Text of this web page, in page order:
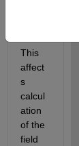
This
affect
s
calcul
ation
of the
field